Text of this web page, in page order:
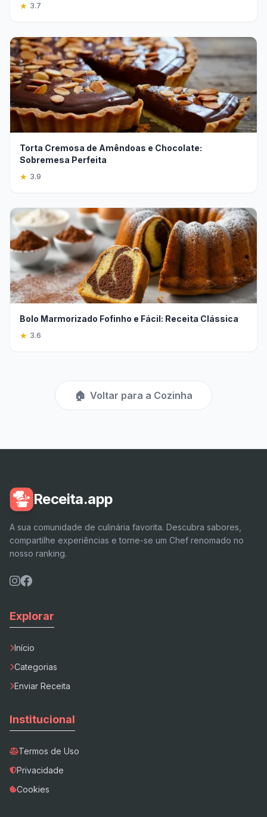
★ 3.7
Torta Cremosa de Amêndoas e Chocolate:
Sobremesa Perfeita
★ 3.9
Bolo Marmorizado Fofinho e Fácil: Receita Clássica
★ 3.6
🏠 Voltar para a Cozinha
Receita.app
A sua comunidade de culinária favorita. Descubra sabores,
compartilhe experiências e torne-se um Chef renomado no
nosso ranking.
Explorar
Início
Categorias
Enviar Receita
Institucional
Termos de Uso
Privacidade
Cookies